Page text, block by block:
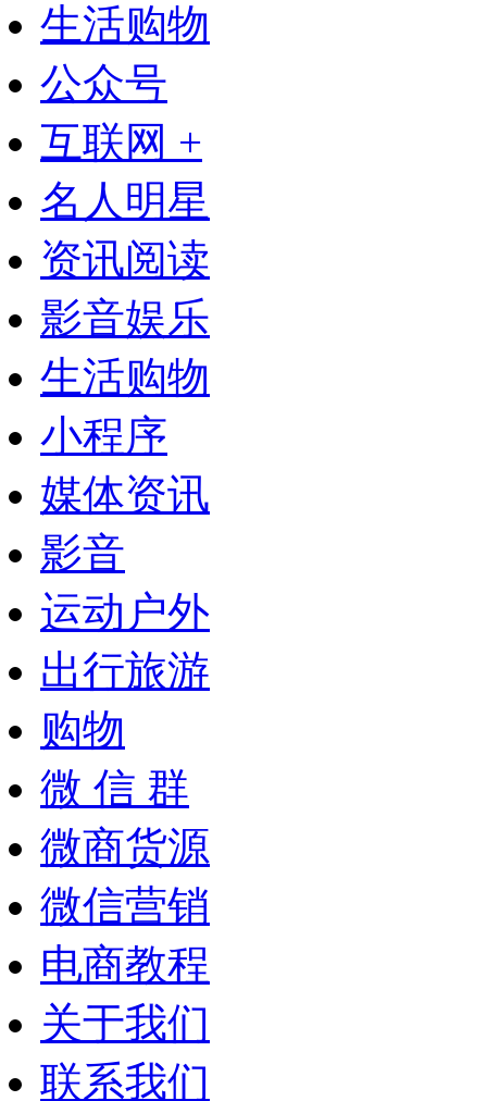
生活购物
公众号
互联网 +
名人明星
资讯阅读
影音娱乐
生活购物
小程序
媒体资讯
影音
运动户外
出行旅游
购物
微 信 群
微商货源
微信营销
电商教程
关于我们
联系我们